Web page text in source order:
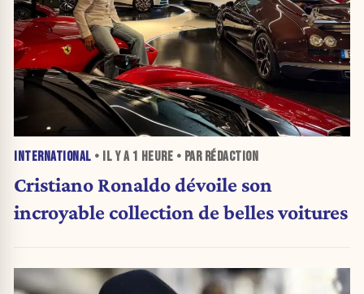
INTERNATIONAL • IL Y A 1 HEURE • PAR RÉDACTION
Cristiano Ronaldo dévoile son
incroyable collection de belles voitures